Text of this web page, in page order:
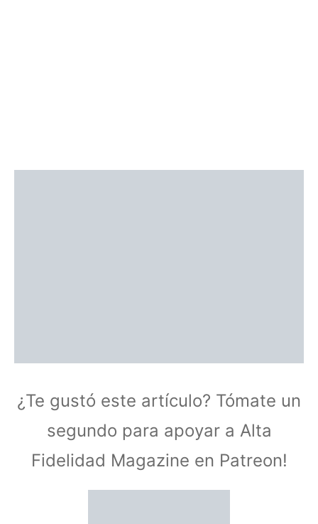
¿Te gustó este artículo? Tómate un
segundo para apoyar a Alta
Fidelidad Magazine en Patreon!